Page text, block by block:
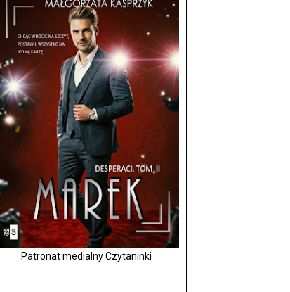
Patronat medialny Czytaninki